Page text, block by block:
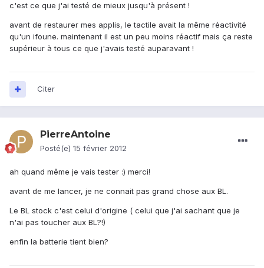
c'est ce que j'ai testé de mieux jusqu'à présent !
avant de restaurer mes applis, le tactile avait la même réactivité
qu'un ifoune. maintenant il est un peu moins réactif mais ça reste
supérieur à tous ce que j'avais testé auparavant !
Citer
PierreAntoine
Posté(e) 15 février 2012
ah quand même je vais tester :) merci!
avant de me lancer, je ne connait pas grand chose aux BL.
Le BL stock c'est celui d'origine ( celui que j'ai sachant que je
n'ai pas toucher aux BL?!)
enfin la batterie tient bien?